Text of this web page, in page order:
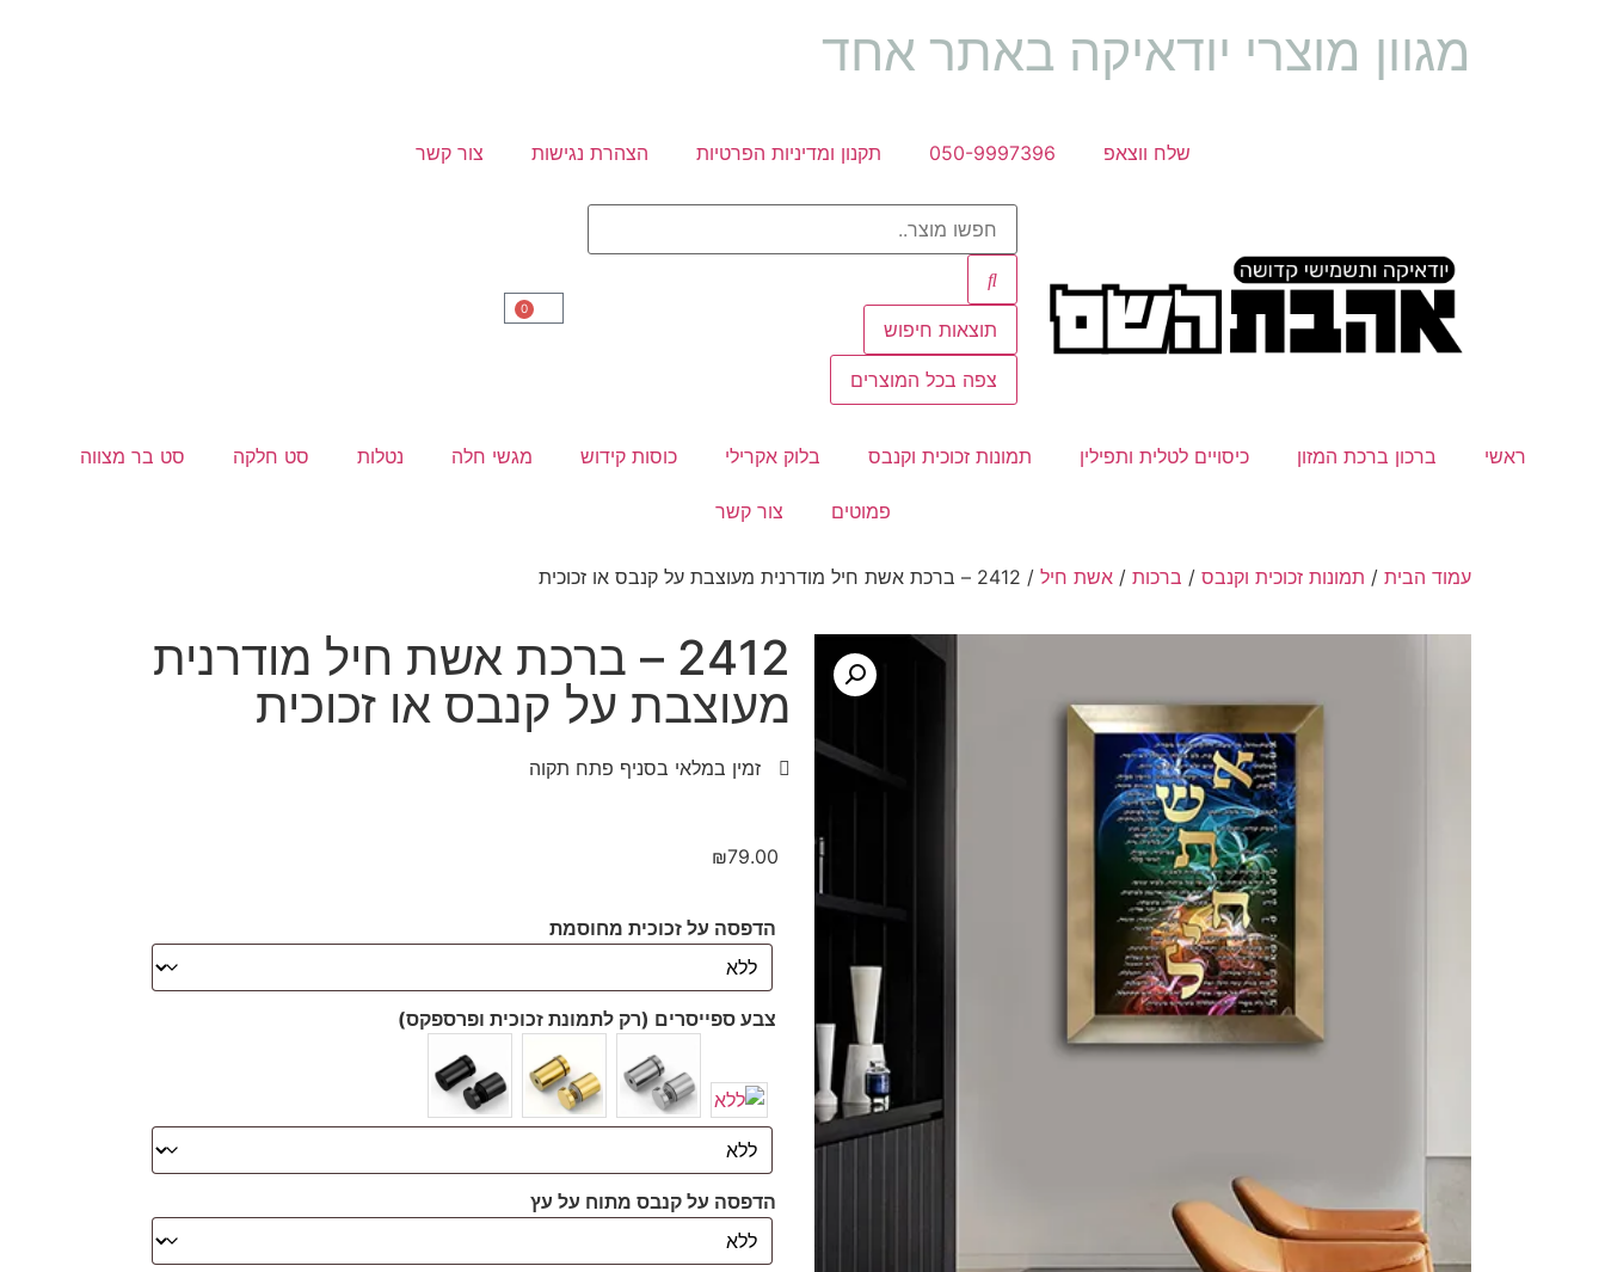
מגוון מוצרי יודאיקה באתר אחד
שלח ווצאפ 050-9997396 תקנון ומדיניות הפרטיות הצהרת נגישות צור קשר
תוצאות חיפוש
צפה בכל המוצרים
0
ראשי ברכון ברכת המזון כיסויים לטלית ותפילין תמונות זכוכית וקנבס בלוק אקרילי כוסות קידוש מגשי חלה נטלות סט חלקה סט בר מצווה
פמוטים צור קשר
עמוד הבית / תמונות זכוכית וקנבס / ברכות / אשת חיל / 2412 – ברכת אשת חיל מודרנית מעוצבת על קנבס או זכוכית
2412 – ברכת אשת חיל מודרנית
מעוצבת על קנבס או זכוכית
זמין במלאי בסניף פתח תקוה
₪79.00
הדפסה על זכוכית מחוסמת
צבע ספייסרים (רק לתמונת זכוכית ופרספקס)
הדפסה על קנבס מתוח על עץ